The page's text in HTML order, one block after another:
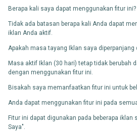
Berapa kali saya dapat menggunakan fitur ini?
Tidak ada batasan berapa kali Anda dapat
iklan Anda aktif.
Apakah masa tayang Iklan saya
Masa aktif Iklan (30 hari) tetap tidak berubah
dengan menggunakan fitur ini.
Bisakah saya memanfaatkan fitur ini untuk
Anda dapat menggunakan fitur ini pada
Fitur ini dapat digunakan pada beberapa iklan
Saya".